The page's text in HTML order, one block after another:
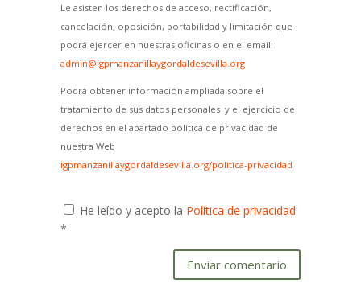
Le asisten los derechos de acceso, rectificación,
cancelación, oposición, portabilidad y limitación que
podrá ejercer en nuestras oficinas o en el email:
admin@igpmanzanillaygordaldesevilla.org
Podrá obtener información ampliada sobre el
tratamiento de sus datos personales y el ejercicio de
derechos en el apartado política de privacidad de
nuestra Web
igpmanzanillaygordaldesevilla.org/politica-privacidad
He leído y acepto la Política de privacidad
*
Enviar comentario